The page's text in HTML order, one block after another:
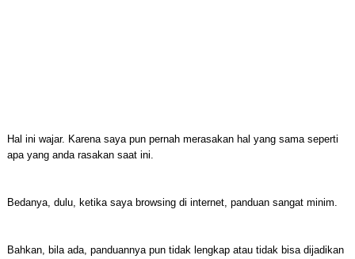
Hal ini wajar. Karena saya pun pernah merasakan hal yang sama seperti
apa yang anda rasakan saat ini.
Bedanya, dulu, ketika saya browsing di internet, panduan sangat minim.
Bahkan, bila ada, panduannya pun tidak lengkap atau tidak bisa dijadikan